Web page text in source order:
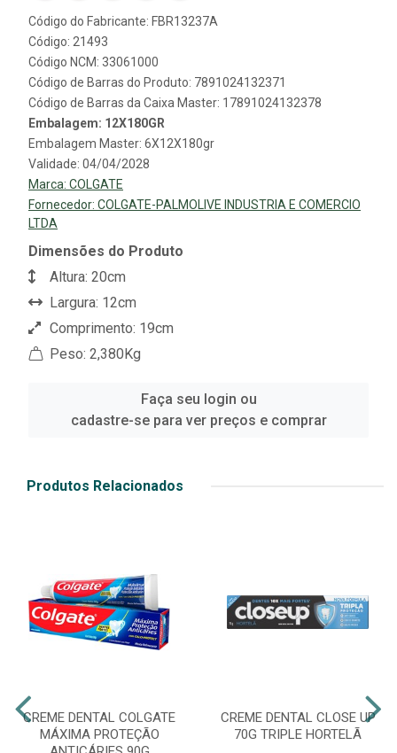
Código do Fabricante: FBR13237A
Código: 21493
Código NCM: 33061000
Código de Barras do Produto: 7891024132371
Código de Barras da Caixa Master: 17891024132378
Embalagem: 12X180GR
Embalagem Master: 6X12X180gr
Validade: 04/04/2028
Marca: COLGATE
Fornecedor: COLGATE-PALMOLIVE INDUSTRIA E COMERCIO
LTDA
Dimensões do Produto
Altura: 20cm
Largura: 12cm
Comprimento: 19cm
Peso: 2,380Kg
Faça seu login ou
cadastre-se para ver preços e comprar
Produtos Relacionados
CREME DENTAL COLGATE
MÁXIMA PROTEÇÃO
CREME DENTAL CLOSE UP
70G TRIPLE HORTELÃ